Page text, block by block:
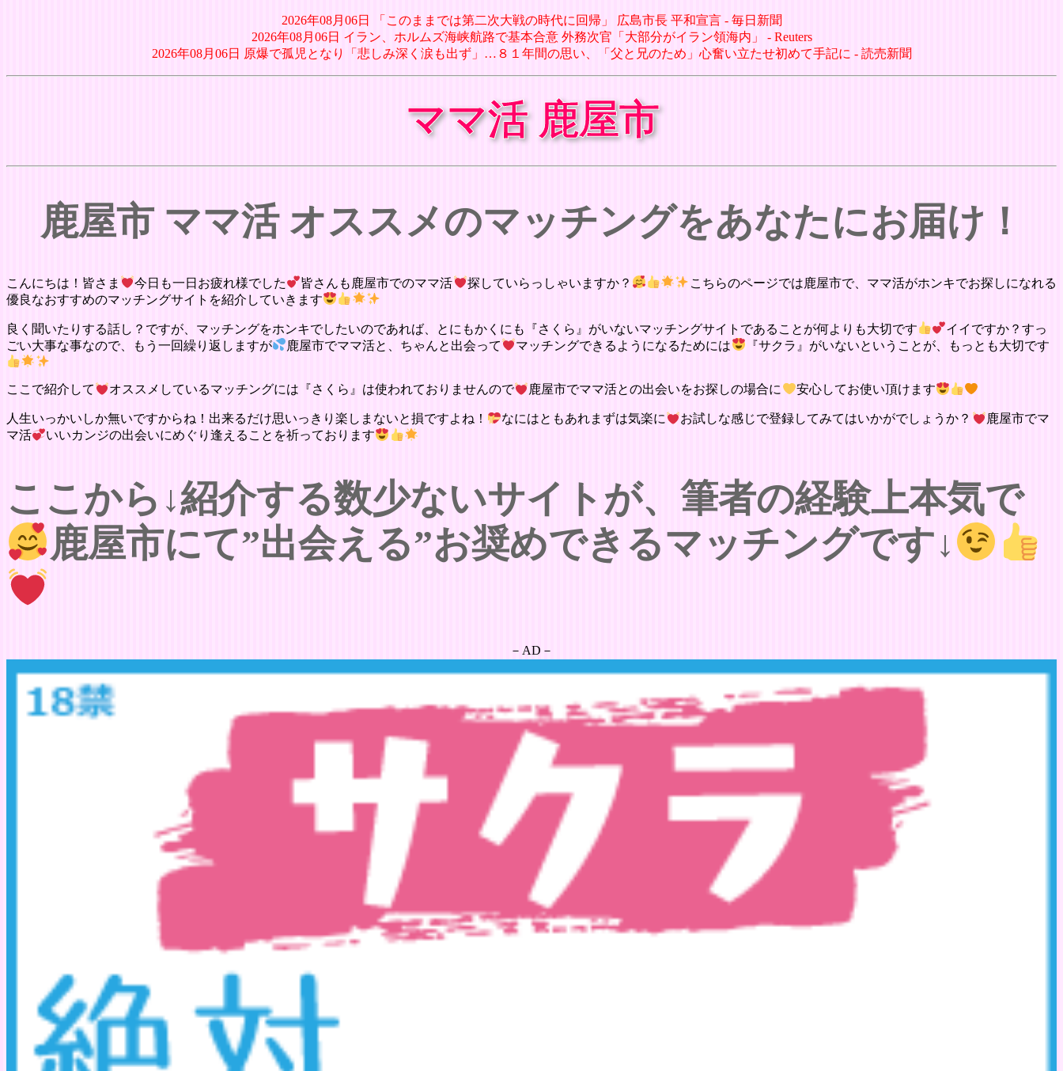
2026年08月06日 「このままでは第二次大戦の時代に回帰」 広島市長 平和宣言 - 毎日新聞
2026年08月06日 イラン、ホルムズ海峡航路で基本合意 外務次官「大部分がイラン領海内」 - Reuters
2026年08月06日 原爆で孤児となり「悲しみ深く涙も出ず」…８１年間の思い、「父と兄のため」心奮い立たせ初めて手記に - 読売新聞
ママ活 鹿屋市
鹿屋市 ママ活 オススメのマッチングをあなたにお届け！
こんにちは！皆さま 今日も一日お疲れ様でした 皆さんも鹿屋市でのママ活 探していらっしゃいますか？
こちらのページでは鹿屋市で、ママ活がホンキでお探しになれる
優良なおすすめのマッチングサイトを紹介していきます
良く聞いたりする話し？ですが、マッチングをホンキでしたいのであれば、とにもかくにも『さくら』がいないマッチングサイトであることが何よりも大切です
イイですか？すっ
ごい大事な事なので、もう一回繰り返しますが
鹿屋市でママ活と、ちゃんと出会って マッチングできるようになるためには 『サクラ』がいないということが、もっとも大切です
ここで紹介して オススメしているマッチングには『さくら』は使われておりませんので 鹿屋市でママ活との出会いをお探しの場合に 安心してお使い頂けます
人生いっかいしか無いですからね！出来るだけ思いっきり楽しまないと損ですよね！ なにはともあれまずは気楽に お試しな感じで登録してみてはいかがでしょうか？
鹿屋市でマ
マ活
いいカンジの出会いにめぐり逢えることを祈っております
ここから↓紹介する数少ないサイトが、筆者の経験上本気で
鹿屋市にて”出会える”お奨めできるマッチングです↓
－AD－